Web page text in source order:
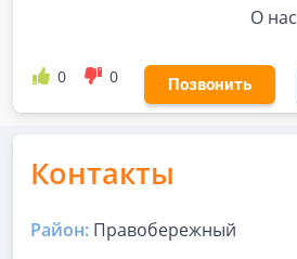
О нас
0 0 Позвонить
Контакты
Район: Правобережный